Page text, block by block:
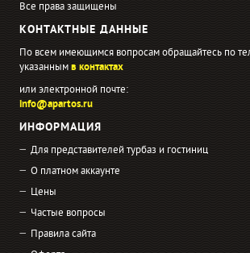
Все права защищены
КОНТАКТНЫЕ ДАННЫЕ
По всем имеющимся вопросам обращайтесь по
указаннымв контактах
или электронной почте:
info@apartos.ru
ИНФОРМАЦИЯ
Для представителей турбаз и гостиниц
О платном аккаунте
Цены
Частые вопросы
Правила сайта